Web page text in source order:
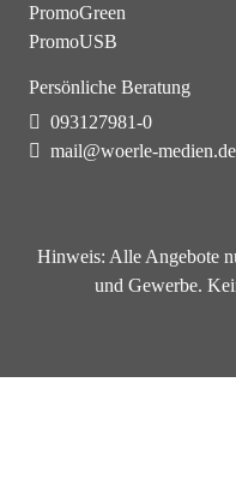
PromoGreen
PromoUSB
Persönliche Beratung
093127981-0
mail@woerle-medien.de
Hinweis: Alle Angebote
und Gewerbe.